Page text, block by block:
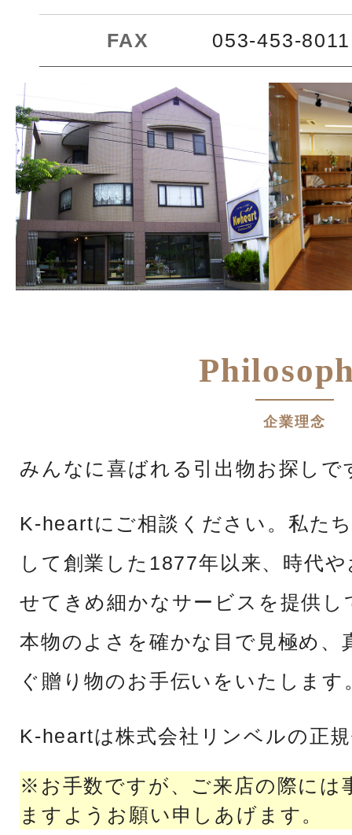
FAX 053-453-8011
企業理念
みんなに喜ばれる引出物お探しで
K-heartにご相談ください。私た
して創業した1877年以来、時代
せてきめ細かなサービスを提供
本物のよさを確かな目で見極め、
ぐ贈り物のお手伝いをいたします
K-heartは株式会社リンベルの正
※お手数ですが、ご来店の際には
ますようお願い申しあげます。